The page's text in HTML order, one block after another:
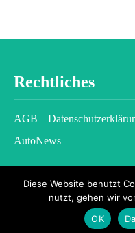
Rechtliches
AGB
AutoNews
2026 ©
Diese Website benutzt
nutzt, gehen wir
OK